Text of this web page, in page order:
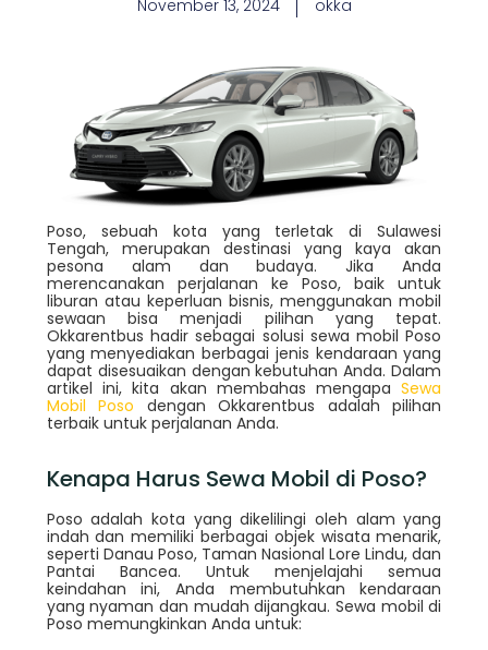
November 13, 2024 okka
Poso, sebuah kota yang terletak di Sulawesi
Tengah, merupakan destinasi yang kaya akan
pesona alam dan budaya. Jika Anda
merencanakan perjalanan ke Poso, baik untuk
liburan atau keperluan bisnis, menggunakan mobil
sewaan bisa menjadi pilihan yang tepat.
Okkarentbus hadir sebagai solusi sewa mobil Poso
yang menyediakan berbagai jenis kendaraan yang
dapat disesuaikan dengan kebutuhan Anda. Dalam
artikel ini, kita akan membahas mengapa Sewa
Mobil Poso dengan Okkarentbus adalah pilihan
terbaik untuk perjalanan Anda.
Kenapa Harus Sewa Mobil di Poso?
Poso adalah kota yang dikelilingi oleh alam yang
indah dan memiliki berbagai objek wisata menarik,
seperti Danau Poso, Taman Nasional Lore Lindu, dan
Pantai Bancea. Untuk menjelajahi semua
keindahan ini, Anda membutuhkan kendaraan
yang nyaman dan mudah dijangkau. Sewa mobil di
Poso memungkinkan Anda untuk: